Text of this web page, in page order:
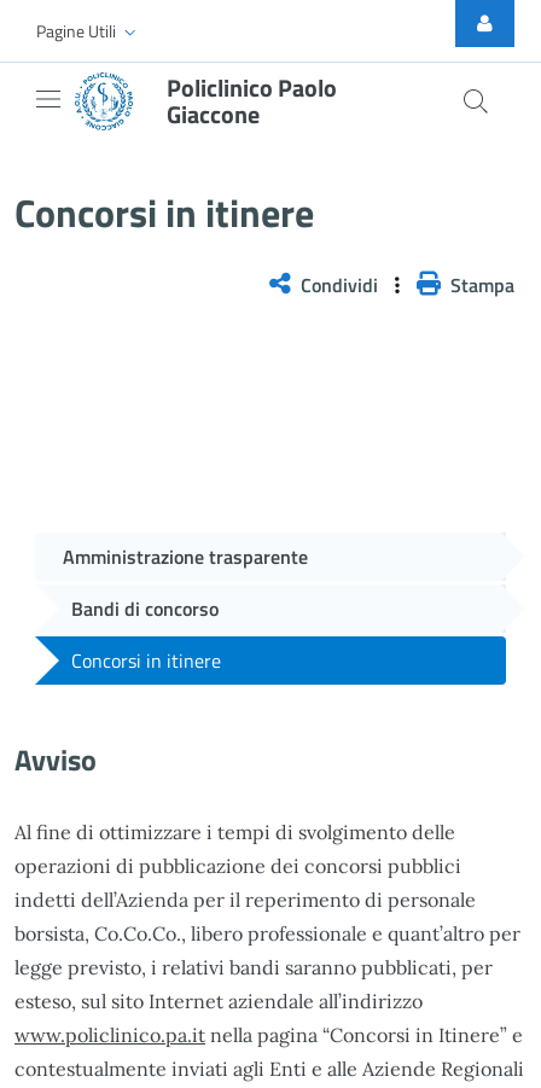
Skip to Main Content
Pagine Utili
Policlinico Paolo
Giaccone
Concorsi in itinere
Condividi Stampa
Amministrazione trasparente
Bandi di concorso
Concorsi in itinere
Avviso
Al fine di ottimizzare i tempi di svolgimento delle
operazioni di pubblicazione dei concorsi pubblici
indetti dell’Azienda per il reperimento di personale
borsista, Co.Co.Co., libero professionale e quant’altro per
legge previsto, i relativi bandi saranno pubblicati, per
esteso, sul sito Internet aziendale all’indirizzo
www.policlinico.pa.it nella pagina “Concorsi in Itinere” e
contestualmente inviati agli Enti e alle Aziende Regionali